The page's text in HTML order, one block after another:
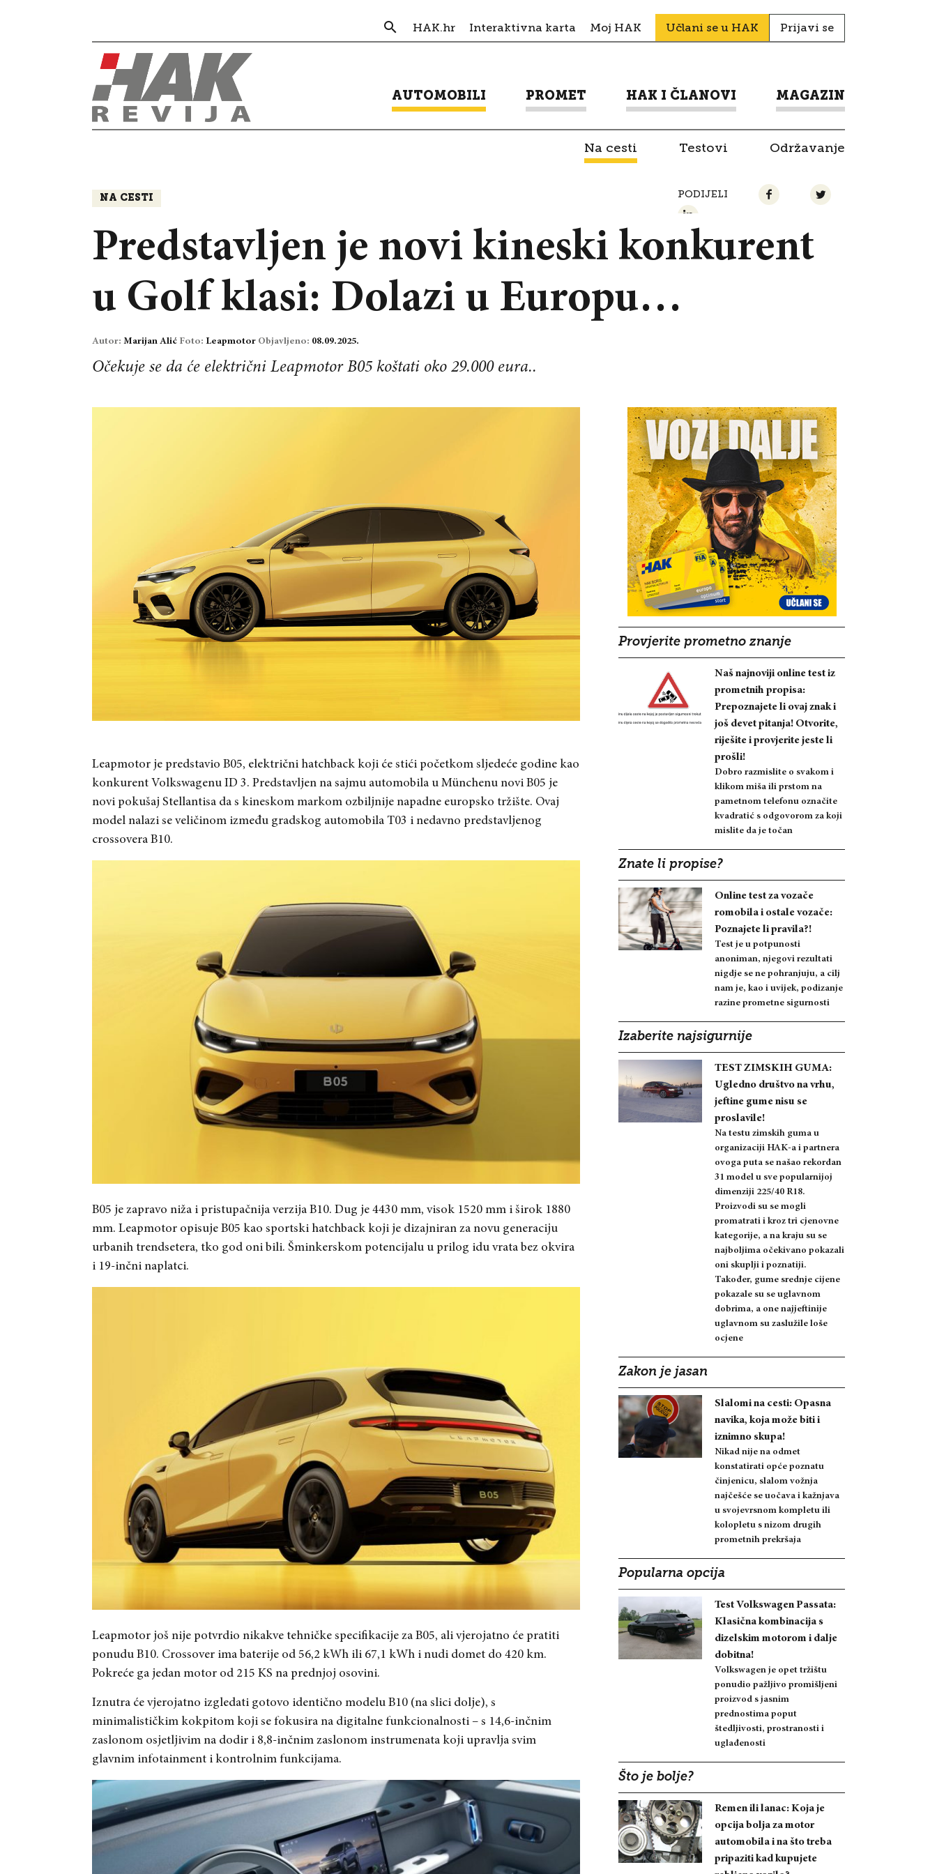
HAK.hr Interaktivna karta Moj HAK Učlani se u HAK Prijavi se
AUTOMOBILI PROMET HAK I ČLANOVI MAGAZIN
Na cesti Testovi Održavanje
NA CESTI PODIJELI
Predstavljen je novi kineski konkurent
u Golf klasi: Dolazi u Europu…
Autor: Marijan Alić Foto: Leapmotor Objavljeno: 08.09.2025.
Očekuje se da će električni Leapmotor B05 koštati oko 29.000 eura..
Leapmotor je predstavio B05, električni hatchback koji će stići početkom sljedeće godine kao
konkurent Volkswagenu ID 3. Predstavljen na sajmu automobila u Münchenu novi B05 je
novi pokušaj Stellantisa da s kineskom markom ozbiljnije napadne europsko tržište. Ovaj
model nalazi se veličinom između gradskog automobila T03 i nedavno predstavljenog
crossovera B10.
B05 je zapravo niža i pristupačnija verzija B10. Dug je 4430 mm, visok 1520 mm i širok 1880
mm. Leapmotor opisuje B05 kao sportski hatchback koji je dizajniran za novu generaciju
urbanih trendsetera, tko god oni bili. Šminkerskom potencijalu u prilog idu vrata bez okvira
i 19-inčni naplatci.
Leapmotor još nije potvrdio nikakve tehničke specifikacije za B05, ali vjerojatno će pratiti
ponudu B10. Crossover ima baterije od 56,2 kWh ili 67,1 kWh i nudi domet do 420 km.
Pokreće ga jedan motor od 215 KS na prednjoj osovini.
Iznutra će vjerojatno izgledati gotovo identično modelu B10 (na slici dolje), s
minimalističkim kokpitom koji se fokusira na digitalne funkcionalnosti – s 14,6-inčnim
zaslonom osjetljivim na dodir i 8,8-inčnim zaslonom instrumenata koji upravlja svim
glavnim infotainment i kontrolnim funkcijama.
Provjerite prometno znanje
Naš najnoviji online test iz
prometnih propisa:
Prepoznajete li ovaj znak i
još devet pitanja! Otvorite,
riješite i provjerite jeste li
prošli!
Dobro razmislite o svakom i
klikom miša ili prstom na
pametnom telefonu označite
kvadratić s odgovorom za koji
mislite da je točan
Znate li propise?
Online test za vozače
romobila i ostale vozače:
Poznajete li pravila?!
Test je u potpunosti
anoniman, njegovi rezultati
nigdje se ne pohranjuju, a cilj
nam je, kao i uvijek, podizanje
razine prometne sigurnosti
Izaberite najsigurnije
TEST ZIMSKIH GUMA:
Ugledno društvo na vrhu,
jeftine gume nisu se
proslavile!
Na testu zimskih guma u
organizaciji HAK-a i partnera
ovoga puta se našao rekordan
31 model u sve popularnijoj
dimenziji 225/40 R18.
Proizvodi su se mogli
promatrati i kroz tri cjenovne
kategorije, a na kraju su se
najboljima očekivano pokazali
oni skuplji i poznatiji.
Također, gume srednje cijene
pokazale su se uglavnom
dobrima, a one najjeftinije
uglavnom su zaslužile loše
ocjene
Zakon je jasan
Slalomi na cesti: Opasna
navika, koja može biti i
iznimno skupa!
Nikad nije na odmet
konstatirati opće poznatu
činjenicu, slalom vožnja
najčešće se uočava i kažnjava
u svojevrsnom kompletu ili
kolopletu s nizom drugih
prometnih prekršaja
Popularna opcija
Test Volkswagen Passata:
Klasična kombinacija s
dizelskim motorom i dalje
dobitna!
Volkswagen je opet tržištu
ponudio pažljivo promišljeni
proizvod s jasnim
prednostima poput
štedljivosti, prostranosti i
uglađenosti
Što je bolje?
Remen ili lanac: Koja je
opcija bolja za motor
automobila i na što treba
pripaziti kad kupujete